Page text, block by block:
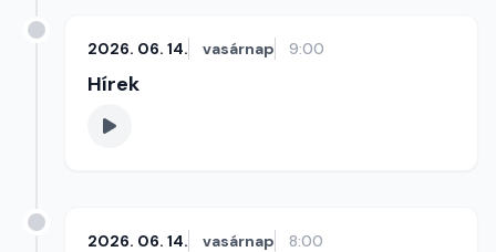
2026. 06. 14. vasárnap 9:00
Hírek
2026. 06. 14. vasárnap 8:00